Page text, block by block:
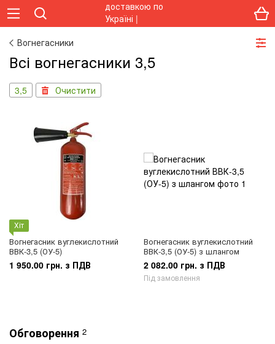
Вогнегасники
Всі вогнегасники 3,5
3,5 Очистити
Хіт
Вогнегасник вуглекислотний
ВВК-3,5 (ОУ-5)
1 950.00 грн. з ПДВ
Вогнегасник вуглекислотний
ВВК-3,5 (ОУ-5) з шлангом
2 082.00 грн. з ПДВ
Під замовлення
Обговорення 2